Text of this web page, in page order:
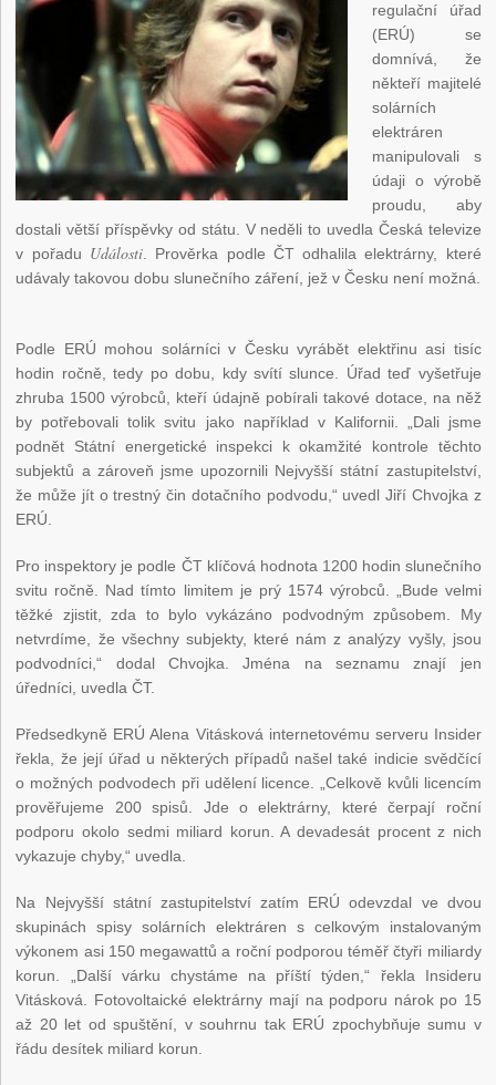
regulační úřad
(ERÚ) se
domnívá, že
někteří majitelé
solárních
elektráren
manipulovali s
údaji o výrobě
proudu, aby
dostali větší příspěvky od státu. V neděli to uvedla Česká televize
v pořadu Události. Prověrka podle ČT odhalila elektrárny, které
udávaly takovou dobu slunečního záření, jež v Česku není možná.
Podle ERÚ mohou solárníci v Česku vyrábět elektřinu asi tisíc
hodin ročně, tedy po dobu, kdy svítí slunce. Úřad teď vyšetřuje
zhruba 1500 výrobců, kteří údajně pobírali takové dotace, na něž
by potřebovali tolik svitu jako například v Kalifornii. „Dali jsme
podnět Státní energetické inspekci k okamžité kontrole těchto
subjektů a zároveň jsme upozornili Nejvyšší státní zastupitelství,
že může jít o trestný čin dotačního podvodu,“ uvedl Jiří Chvojka z
ERÚ.
Pro inspektory je podle ČT klíčová hodnota 1200 hodin slunečního
svitu ročně. Nad tímto limitem je prý 1574 výrobců. „Bude velmi
těžké zjistit, zda to bylo vykázáno podvodným způsobem. My
netvrdíme, že všechny subjekty, které nám z analýzy vyšly, jsou
podvodníci,“ dodal Chvojka. Jména na seznamu znají jen
úředníci, uvedla ČT.
Předsedkyně ERÚ Alena Vitásková internetovému serveru Insider
řekla, že její úřad u některých případů našel také indicie svědčící
o možných podvodech při udělení licence. „Celkově kvůli licencím
prověřujeme 200 spisů. Jde o elektrárny, které čerpají roční
podporu okolo sedmi miliard korun. A devadesát procent z nich
vykazuje chyby,“ uvedla.
Na Nejvyšší státní zastupitelství zatím ERÚ odevzdal ve dvou
skupinách spisy solárních elektráren s celkovým instalovaným
výkonem asi 150 megawattů a roční podporou téměř čtyři miliardy
korun. „Další várku chystáme na příští týden,“ řekla Insideru
Vitásková. Fotovoltaické elektrárny mají na podporu nárok po 15
až 20 let od spuštění, v souhrnu tak ERÚ zpochybňuje sumu v
řádu desítek miliard korun.